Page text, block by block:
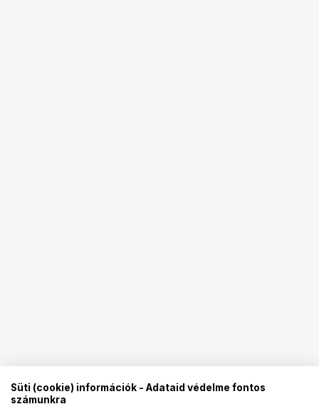
Süti (cookie) információk - Adataid védelme fontos
számunkra